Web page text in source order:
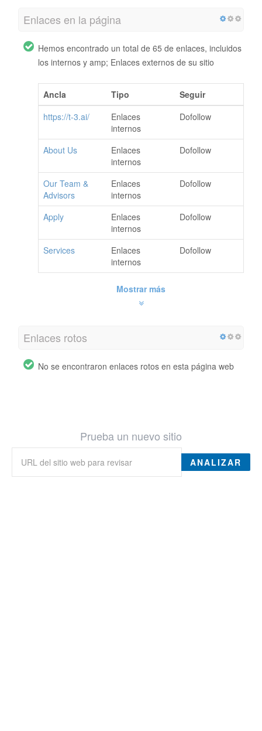
Enlaces en la página
Hemos encontrado un total de 65 de enlaces, incluidos
los internos y amp; Enlaces externos de su sitio
Ancla Tipo
Seguir
https://t-3.ai/
Enlaces
internos
Dofollow
About Us
Enlaces
internos
Dofollow
Our Team &
Advisors
Enlaces
internos
Dofollow
Apply
Enlaces
internos
Dofollow
Services
Enlaces
internos
Dofollow
Mostrar más
Enlaces rotos
No se encontraron enlaces rotos en esta página web
Prueba un nuevo sitio
ANALIZAR